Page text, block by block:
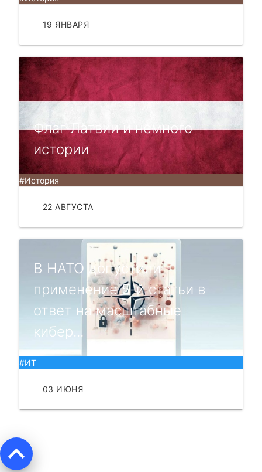
19 ЯНВАРЯ
Флаг Латвии и немного
истории
#История
22 АВГУСТА
В НАТО допустили
применение 5-й статьи в
ответ на масштабные
кибер...
#ИТ
03 ИЮНЯ
keyboard_arrow_up